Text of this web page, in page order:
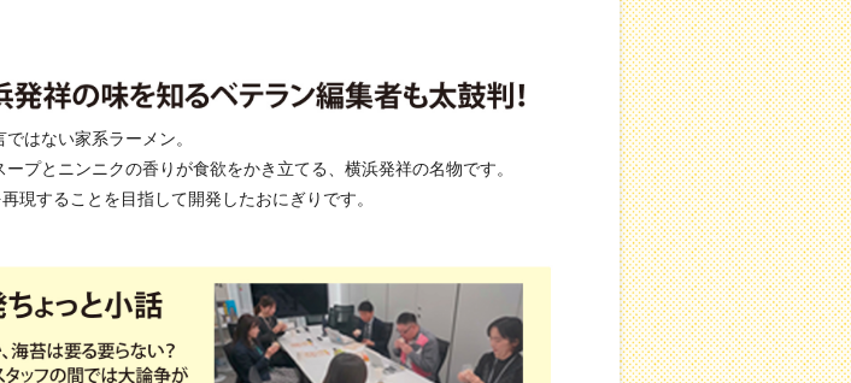
はない家系ラーメン。
プとニンニクの香りが食欲をかき立てる、横浜発祥の名物です。
現することを目指して開発したおにぎりです。